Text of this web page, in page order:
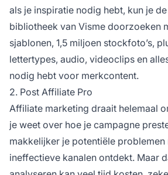
als je inspiratie nodig hebt, kun je
bibliotheek van Visme doorzoeken
sjablonen, 1,5 miljoen stockfoto’s,
lettertypes, audio, videoclips en
nodig hebt voor merkcontent.
2. Post Affiliate Pro
Affiliate marketing draait helemaal
je weet over hoe je campagne
makkelijker je potentiële
ineffectieve kanalen ontdekt. Maar